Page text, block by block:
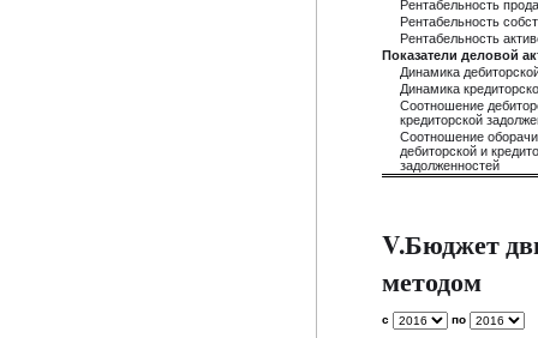
Рентабельность
Рентабельность
Рентабельность
Показатели деловой
Динамика
Динамика
Соотношение
кредиторской
Соотношение
дебиторской и
задолженностей
V.Бюджет
методом
с по